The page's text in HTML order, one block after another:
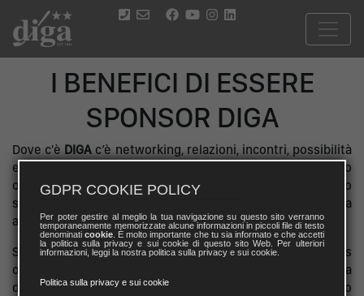
I BENEFICI DI ESSERE
SPONSOR DIGA
Dove c'è DIGA c’è networking, relazioni, incontri, possibilità
e opportunità di business. Da oltre
siamo
organizzatori di eventi di golf per un target di persone alto
spendente e di interesse per ogni tipo di sponsor, da
automotive ad aziende di enogastronomia.
Siamo inoltre gli unici sul mercato a facilitare il business
oltreconfine grazie alle strette relazioni che abbiamo con la
diplomazia. Sono innumerevoli i viaggi che abbiamo
GDPR COOKIE POLICY
Per poter gestire al meglio la tua navigazione su questo sito verranno
temporaneamente memorizzate alcune informazioni in piccoli file di testo
denominaticookie . È molto importante che tu sia informato e che accetti
la politica sulla privacy e sui cookie di questo sito Web. Per ulteriori
informazioni, leggi la nostra politica sulla privacy e sui cookie.
Politica sulla privacy e sui cookie